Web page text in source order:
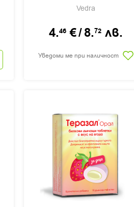
Vedra
4.46 €/8.72 лв.
Уведоми ме при наличност